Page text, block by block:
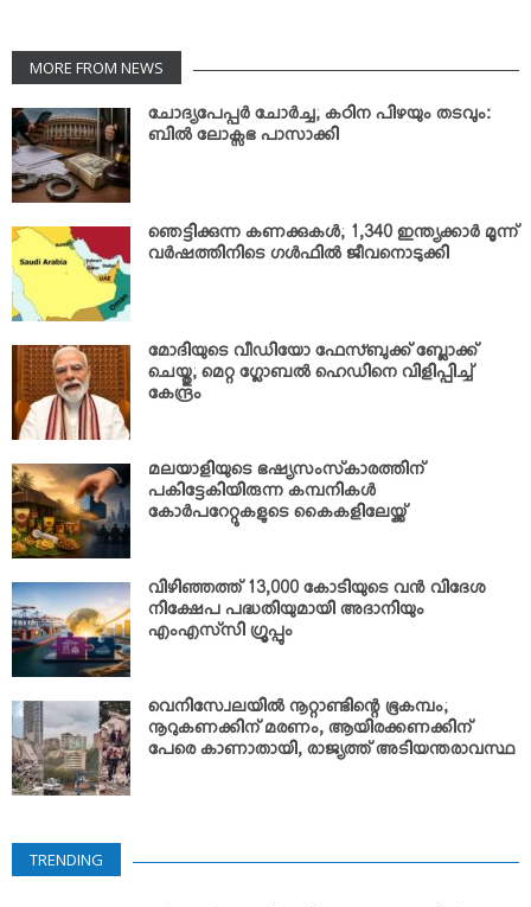
MORE FROM NEWS
ചോദ്യപേപ്പര്‍ ചോര്‍ച്ച; കഠിന പിഴയും തടവും:
ബില്‍ ലോക്സഭ പാസാക്കി
ഞെട്ടിക്കുന്ന കണക്കുകള്‍; 1,340 ഇന്ത്യക്കാര്‍ മൂന്ന്
വര്‍ഷത്തിനിടെ ഗള്‍ഫില്‍ ജീവനൊടുക്കി
മോദിയുടെ വീഡിയോ ഫേസ്ബുക്ക് ബ്ലോക്ക്
ചെയ്തു; മെറ്റ ഗ്ലോബല്‍ ഹെഡിനെ വിളിപ്പിച്ച്
കേന്ദ്രം
മലയാളിയുടെ ഭഷ്യസംസ്‌കാരത്തിന്
പകിട്ടേകിയിരുന്ന കമ്പനികള്‍
കോര്‍പറേറ്റുകളുടെ കൈകളിലേയ്ക്ക്
വിഴിഞ്ഞത്ത് 13,000 കോടിയുടെ വന്‍ വിദേശ
നിക്ഷേപ പദ്ധതിയുമായി അദാനിയും
എംഎസ്‌സി ഗ്രൂപ്പും
വെനിസ്വേലയില്‍ നൂറ്റാണ്ടിന്റെ ഭൂകമ്പം;
നൂറുകണക്കിന് മരണം, ആയിരക്കണക്കിന്
പേരെ കാണാതായി, രാജ്യത്ത് അടിയന്തരാവസ്ഥ
TRENDING